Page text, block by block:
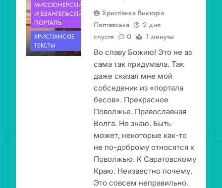
МИССІОНЕ́РСКІЙ
И ЕВАНГЕ́ЛЬСКІЙ
ПОРТА́ЛЪ
ХРИСТІА́НСКІЕ
ТЕ́КСТЫ
Христіанка Викторія
Полтавська
2 дня
спустя
0 1 минуты
Во славу Божию! Это не аз
сама так придумала. Так
даже сказал мне мой
собседеник из «портала
бесов». Прекрасное
Поволжье. Православная
Волга. Не знаю. Быть
может, некоторые как-то
не по-доброму относятся к
Поволжью. К Саратовскому
Краю. Неизвестно почему.
Это совсем неправильно.